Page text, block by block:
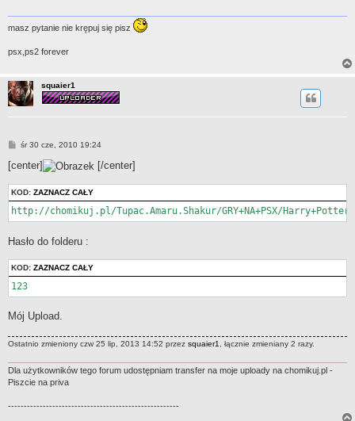
masz pytanie nie krępuj się pisz
psx,ps2 forever
squaier1
P
s
śr 30 cze, 2010 19:24
[center] [/center]
KOD: ZAZNACZ CAŁY
http://chomikuj.pl/Tupac.Amaru.Shakur/GRY+NA+PSX/
Hasło do folderu :
KOD: ZAZNACZ CAŁY
123
Mój Upload.
Ostatnio zmieniony czw 25 lip, 2013 14:52 przez squaier1 , łącznie zmieniany 2 razy.
Dla użytkowników tego forum udostępniam transfer na moje uploady na chomikuj.pl -
Piszcie na priva
------------------------------------------------------